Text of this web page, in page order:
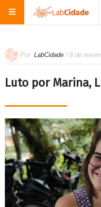
Por LabCidade / 8 de
Luto por Marina,